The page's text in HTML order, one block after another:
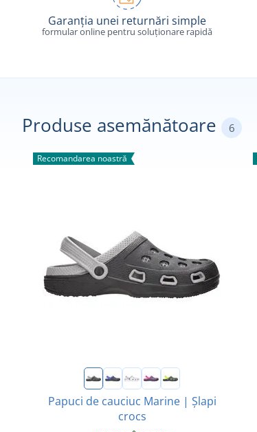
Garanția unei returnări simple
formular online pentru soluționare rapidă
Produse asemănătoare 6
Recomandarea noastră
Papuci de cauciuc Marine | Șlapi
crocs